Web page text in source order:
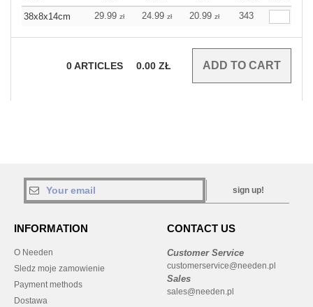
38x8x14cm 29.99 zł 24.99 zł 20.99 zł 343
0ARTICLES 0.00 ZŁ
sign up!
INFORMATION
O Needen
Sledz moje zamowienie
Payment methods
Dostawa
CONTACT US
Customer Service
customerservice@needen.pl
Sales
sales@needen.pl